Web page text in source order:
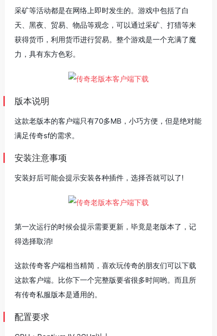
采矿等活动都是在网络上即时发生的。游戏中包括了白
天、黑夜、贸易、物品等观念，可以通过采矿、打猎等来
获得货币，利用货币进行贸易。整个游戏是一个充满了魔
力，具有东方色彩。
版本说明
这款老版本的客户端只有70多MB，小巧方便，但是绝对能
满足传奇sf的需求。
安装注意事项
安装好后可能会提示安装各种插件，选择否就可以了!
第一次运行的时候会提示需要更新，毕竟是老版本了，记
得选择取消!
这款传奇客户端相当精简，喜欢玩传奇的朋友们可以下载
这款客户端。比你下一个完整版要省很多时间哟。而且所
有传奇私服版本是通用的。
配置要求